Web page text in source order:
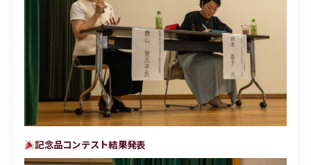
記念品コンテスト結果発表